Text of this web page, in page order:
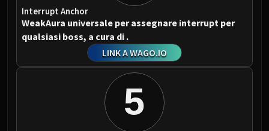
Interrupt Anchor
WeakAura universale per assegnare interrupt per
qualsiasi boss, a cura di .
LINK A WAGO.IO
5